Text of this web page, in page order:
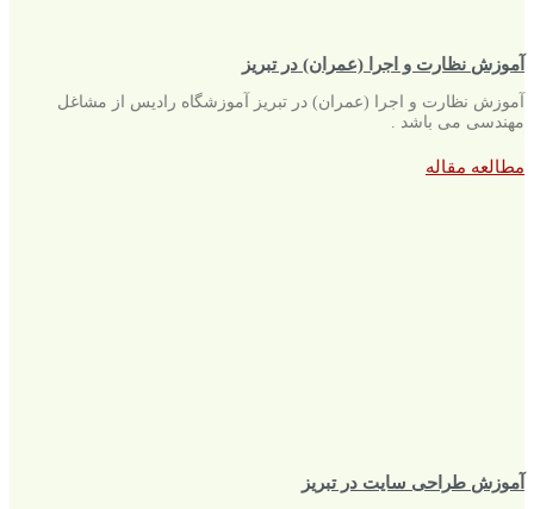
آموزش نظارت و اجرا (عمران) در تبریز
آموزش نظارت و اجرا (عمران) در تبریز آموزشگاه رادیس از مشاغل
مهندسی می باشد .
مطالعه مقاله
آموزش طراحی سایت در تبریز